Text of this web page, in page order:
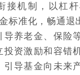
接机制，以杠
标准化，畅通退
导养老金、保险
投资激励和容错
引导基金向未来